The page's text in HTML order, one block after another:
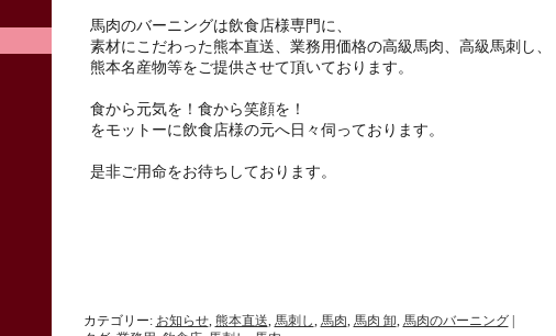
馬肉のバーニングは飲食店様専門に、
素材にこだわった熊本直送、業務用価格の高級馬肉、高級馬刺し、
熊本名産物等をご提供させて頂いております。
食から元気を！食から笑顔を！
をモットーに飲食店様の元へ日々伺っております。
是非ご用命をお待ちしております。
カテゴリー: お知らせ, 熊本直送, 馬刺し, 馬肉, 馬肉 卸, 馬肉のバーニング